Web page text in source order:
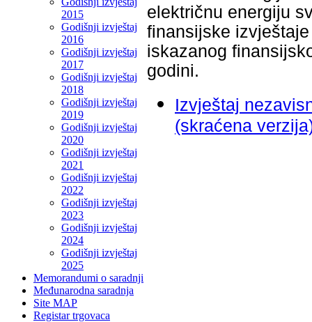
2015
Godišnji izvještaj
2016
Godišnji izvještaj
2017
Godišnji izvještaj
2018
Godišnji izvještaj
2019
Godišnji izvještaj
2020
Godišnji izvještaj
2021
Godišnji izvještaj
2022
Godišnji izvještaj
2023
Godišnji izvještaj
2024
Godišnji izvještaj
2025
Memorandumi o saradnji
Međunarodna saradnja
Site MAP
Registar trgovaca
električnu energiju
finansijske
iskazanog
godini.
Izvještaj
(skraćena